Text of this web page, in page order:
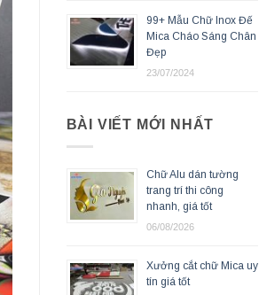
99+ Mẫu Chữ Inox Đế
Mica Cháo Sáng Chân
Đẹp
23/07/2024
BÀI VIẾT MỚI NHẤT
Chữ Alu dán tường
trang trí thi công
nhanh, giá tốt
06/08/2026
Xưởng cắt chữ Mica uy
tín giá tốt